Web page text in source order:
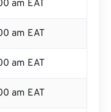
am EAT
am EAT
am EAT
am EAT